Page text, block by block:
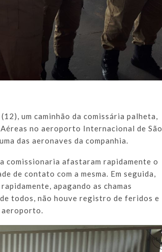
um caminhão da comissária palheta,
no aeroporto Internacional de São
das aeronaves da companhia.
comissionaria afastaram rapidamente o
de contato com a mesma. Em seguida,
apagando as chamas
todos, não houve registro de feridos e